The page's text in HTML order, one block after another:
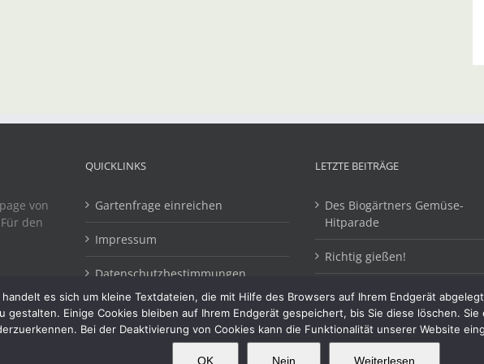
von
den
QUICKLINKS
Gartenfrage einreichen
Impressum
Datenschutzbestimmungen
LETZTE BEITRÄGE
Des Biogärtners Gemüse-
Hitparade
Richtig gießen!
12 x Lesestoff für Gartenfans
es sich um kleine Textdateien, die mit Hilfe des Browsers auf Ihrem Endgerät
Einige Cookies bleiben auf Ihrem Endgerät gespeichert, bis Sie diese löschen.
Bei der Deaktivierung von Cookies kann die Funktionalität unserer Website
OK Nein Weiterlesen